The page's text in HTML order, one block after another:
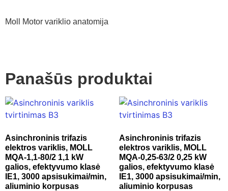
Moll Motor variklio anatomija
Panašūs produktai
Asinchroninis trifazis
elektros variklis, MOLL
MQA-1,1-80/2 1,1 kW
galios, efektyvumo klasė
IE1, 3000 apsisukimai/min,
aliuminio korpusas
Asinchroninis trifazis
elektros variklis, MOLL
MQA-0,25-63/2 0,25 kW
galios, efektyvumo klasė
IE1, 3000 apsisukimai/min,
aliuminio korpusas